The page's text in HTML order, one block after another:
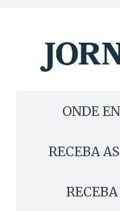
ONDE
RECEBA